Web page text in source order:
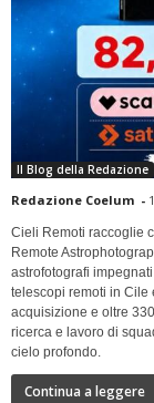
Il Blog della Redazione
Redazione Coelum -
Cieli Remoti raccoglie
Remote
astrofotografi
telescopi remoti in Cile
acquisizione e oltre
ricerca e lavoro di
cielo profondo.
Continua a leggere